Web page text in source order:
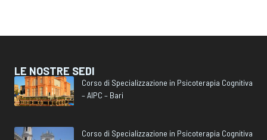
LE NOSTRE SEDI
Corso di Specializzazione in Psicoterapia Cognitiva
– AIPC – Bari
Corso di Specializzazione in Psicoterapia Cognitiva